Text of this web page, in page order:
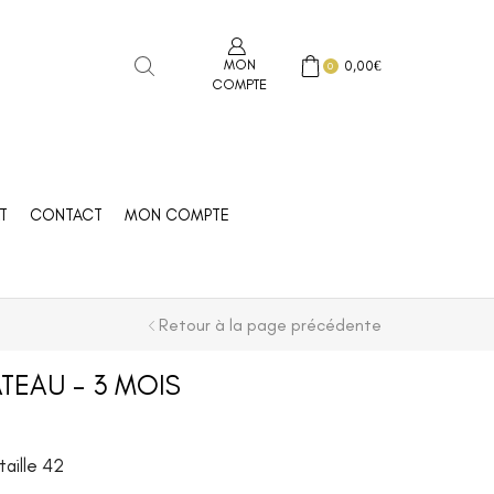
MON
COMPTE
0 0,00€
CONTACT MON COMPTE
Retour à la page précédente
– 3 MOIS
42